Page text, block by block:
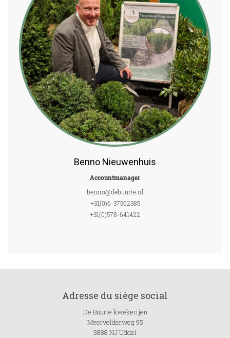
Benno Nieuwenhuis
Accountmanager
benno@debuurte.nl
+31(0)6-37562385
+31(0)578-641422
Adresse du siège social
De Buurte kwekerijen
Meervelderweg 95
3888 NJ Uddel